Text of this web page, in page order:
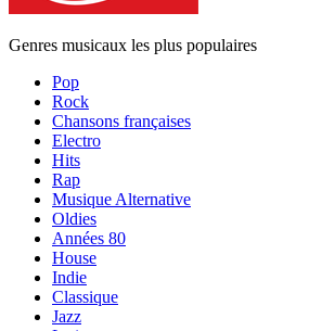
Genres musicaux les plus populaires
Pop
Rock
Chansons françaises
Electro
Hits
Rap
Musique Alternative
Oldies
Années 80
House
Indie
Classique
Jazz